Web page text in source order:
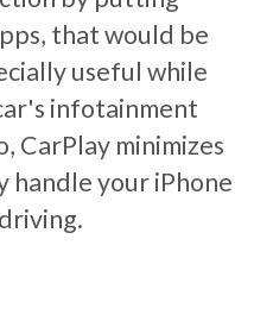
that would be
useful while
infotainment
CarPlay minimizes
handle your iPhone